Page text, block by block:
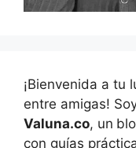
¡Bienvenida a tu
entre amigas!
Valuna.co, un
con guías